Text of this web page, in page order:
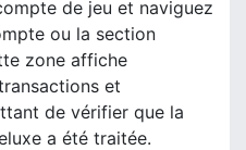
de jeu et naviguez
ou la section
zone affiche
et
de vérifier que la
a été traitée.